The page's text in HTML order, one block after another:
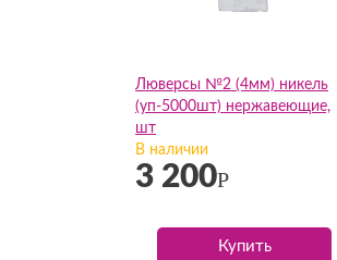
Люверсы №2 (4мм) никель
(уп-5000шт) нержавеющие,
шт
В наличии
3 200Р
Купить